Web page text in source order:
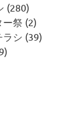
(280)
ー祭 (2)
ラシ (39)